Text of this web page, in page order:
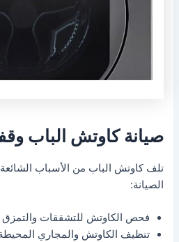
صيانة كاوتش الباب
تلف كاوتش الباب من الأسباب
الصيانة:
فحص الكاوتش للتشققات والتمزق
تنظيف الكاوتش والمجاري